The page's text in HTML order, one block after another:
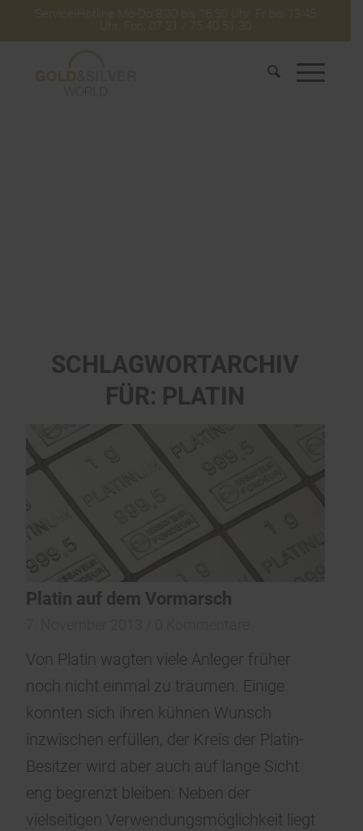
Service-Hotline Mo-Do 8:30 bis 16:30 Uhr. Fr bis 13:45
Uhr. Fon: 07 21 / 75 40 51 30
SCHLAGWORTARCHIV
FÜR: PLATIN
Platin auf dem Vormarsch
Von Platin wagten viele Anleger früher
noch nicht einmal zu träumen. Einige
konnten sich ihren kühnen Wunsch
inzwischen erfüllen, der Kreis der Platin-
Besitzer wird aber auch auf lange Sicht
eng begrenzt bleiben: Neben der
vielseitigen Verwendungsmöglichkeit liegt